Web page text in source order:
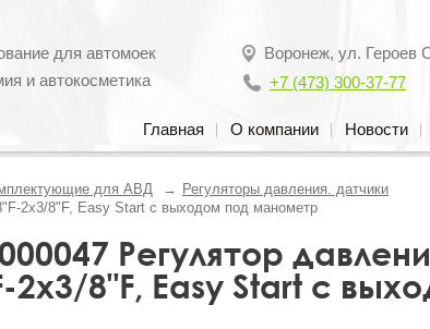
для автомоек
и автокосметика
Воронеж, ул. Героев
+7 (473) 300-37-77
Главная О компании Новости
для АВД
Регуляторы давления. датчики
2х3/8"F, Easy Start с выходом под манометр
Регулятор
2х3/8"F, Easy Start с